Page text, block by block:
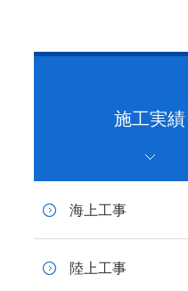
施工実績
海上工事
陸上工事